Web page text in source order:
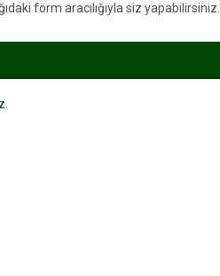
form aracılığıyla siz yapabilirsiniz.
.